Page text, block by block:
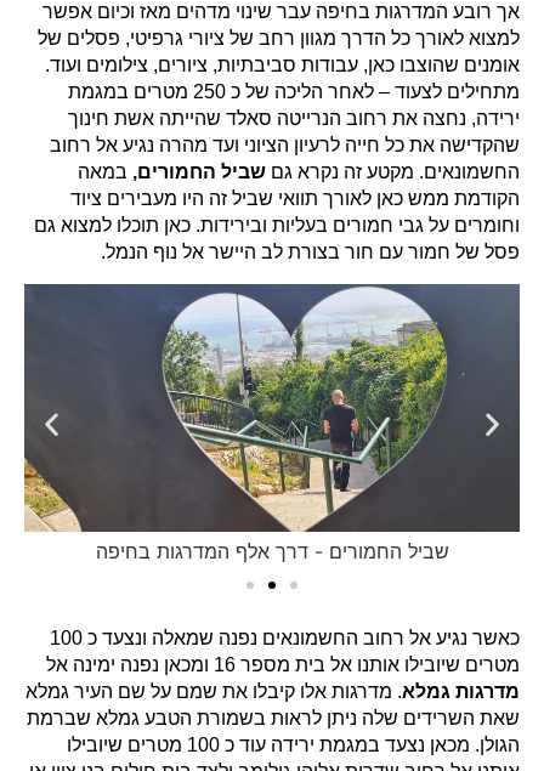
אך רובע המדרגות בחיפה עבר שינוי מדהים מאז וכיום אפשר
למצוא לאורך כל הדרך מגוון רחב של ציורי גרפיטי, פסלים של
אומנים שהוצבו כאן, עבודות סביבתיות, ציורים, צילומים ועוד.
מתחילים לצעוד – לאחר הליכה של כ 250 מטרים במגמת
ירידה, נחצה את רחוב הנרייטה סאלד שהייתה אשת חינוך
שהקדישה את כל חייה לרעיון הציוני ועד מהרה נגיע אל רחוב
החשמונאים. מקטע זה נקרא גם שביל החמורים, במאה
הקודמת ממש כאן לאורך תוואי שביל זה היו מעבירים ציוד
וחומרים על גבי חמורים בעליות ובירידות. כאן תוכלו למצוא גם
פסל של חמור עם חור בצורת לב היישר אל נוף הנמל.
שביל החמורים - דרך אלף המדרגות בחיפה
כאשר נגיע אל רחוב החשמונאים נפנה שמאלה ונצעד כ 100
מטרים שיובילו אותנו אל בית מספר 16 ומכאן נפנה ימינה אל
מדרגות גמלא. מדרגות אלו קיבלו את שמם על שם העיר גמלא
שאת השרידים שלה ניתן לראות בשמורת הטבע גמלא שברמת
הגולן. מכאן נצעד במגמת ירידה עוד כ 100 מטרים שיובילו